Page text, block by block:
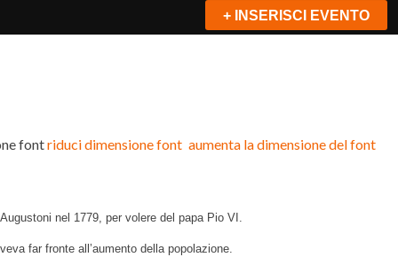
+ INSERISCI EVENTO
fontriduci dimensione font aumenta la dimensione del font
nel 1779, per volere del papa Pio VI.
far fronte all’aumento della popolazione.